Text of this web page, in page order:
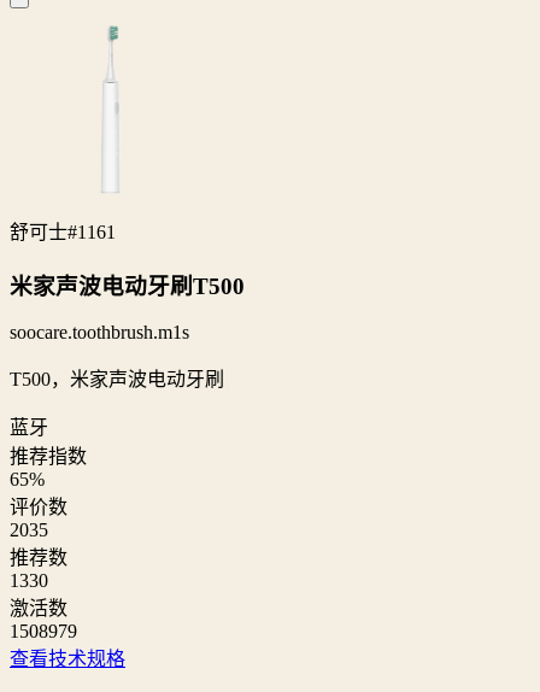
舒可士#1161
米家声波电动牙刷T500
soocare.toothbrush.m1s
T500，米家声波电动牙刷
蓝牙
推荐指数
65%
评价数
2035
推荐数
1330
激活数
1508979
查看技术规格